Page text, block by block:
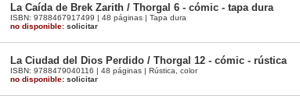
La Caída de Brek Zarith / Thorgal 6 - cómic - tapa dura
ISBN: 9788467917499 | 48 páginas | Tapa dura
no disponible: solicitar
La Ciudad del Dios Perdido / Thorgal 12 - cómic - rústica
ISBN: 9788479040116 | 48 páginas | Rústica, color
no disponible: solicitar